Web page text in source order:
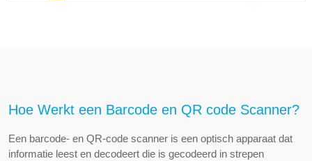
Hoe Werkt een Barcode en QR code Scanner?
Een barcode- en QR-code scanner is een optisch apparaat dat
informatie leest en decodeert die is gecodeerd in strepen